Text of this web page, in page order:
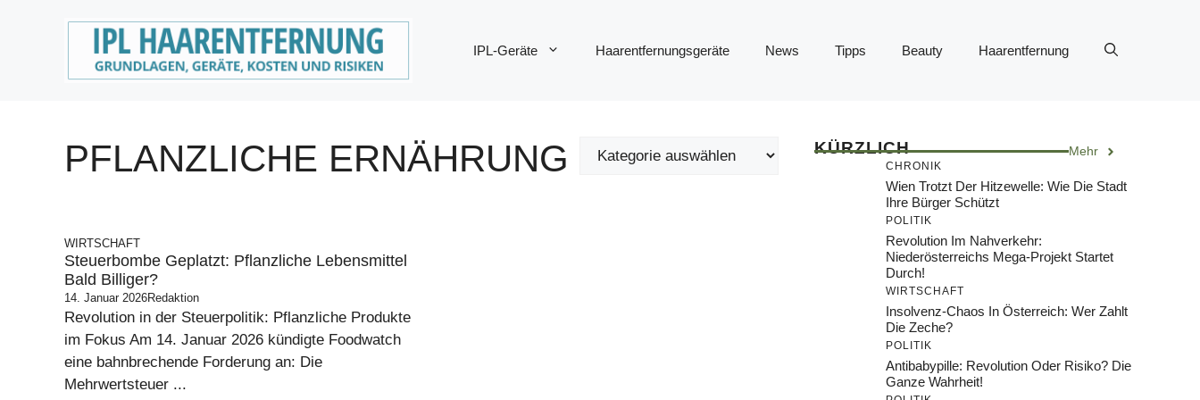
IPL-Geräte Haarentfernungsgeräte News Tipps Beauty Haarentfernung
PFLANZLICHE ERNÄHRUNG
WIRTSCHAFT
Steuerbombe Geplatzt: Pflanzliche Lebensmittel
Bald Billiger?
14. Januar 2026Redaktion
Revolution in der Steuerpolitik: Pflanzliche Produkte
im Fokus Am 14. Januar 2026 kündigte Foodwatch
eine bahnbrechende Forderung an: Die
Mehrwertsteuer ...
KÜRZLICH Mehr
CHRONIK
Wien Trotzt Der Hitzewelle: Wie Die Stadt
Ihre Bürger Schützt
POLITIK
Revolution Im Nahverkehr:
Niederösterreichs Mega-Projekt Startet
Durch!
WIRTSCHAFT
Insolvenz-Chaos In Österreich: Wer Zahlt
Die Zeche?
POLITIK
Antibabypille: Revolution Oder Risiko? Die
Ganze Wahrheit!